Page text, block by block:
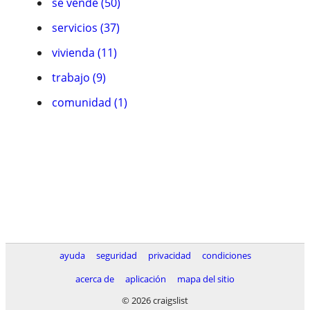
servicios (37)
vivienda (11)
trabajo (9)
comunidad (1)
ayuda seguridad privacidad
condiciones
acerca de
aplicación
mapa del sitio
© 2026 craigslist